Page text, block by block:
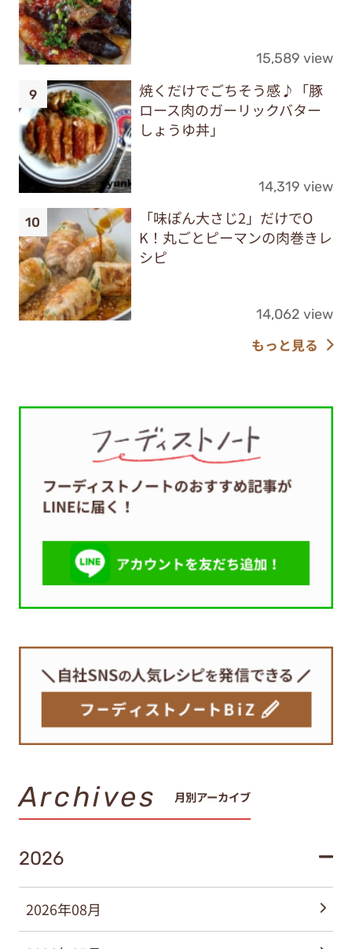
15,589 view
焼くだけでごちそう感♪「豚
ロース肉のガーリックバター
しょうゆ丼」
14,319 view
「味ぽん大さじ2」だけでO
K！丸ごとピーマンの肉巻きレ
シピ
14,062 view
もっと見る
Archives 月別アーカイブ
2026
2026年08月